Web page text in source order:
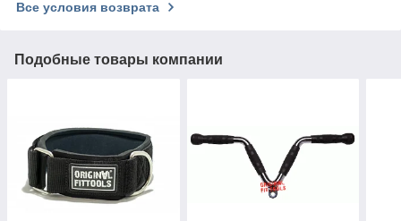
Все условия возврата
Подобные товары компании